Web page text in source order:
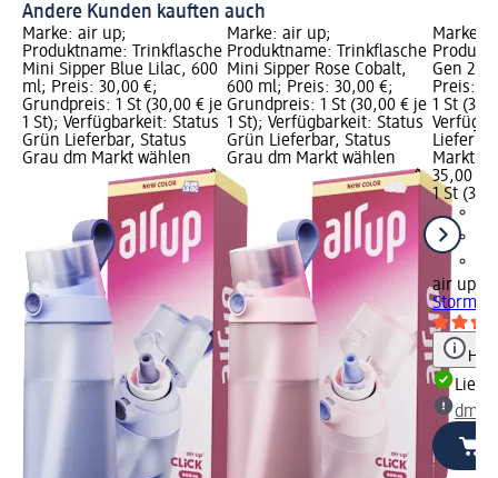
Andere Kunden kauften auch
Marke: air up;
Produktname: Trinkflasche
Mini Sipper Blue Lilac, 600
ml; Preis: 30,00 €;
Grundpreis: 1 St (30,00 € je
1 St); Verfügbarkeit: Status
Grün Lieferbar, Status
Grau dm Markt wählen
Marke: air up;
Produktname: Trinkflasche
Mini Sipper Rose Cobalt,
600 ml; Preis: 30,00 €;
Grundpreis: 1 St (30,00 € je
1 St); Verfügbarkeit: Status
Grün Lieferbar, Status
Grau dm Markt wählen
Marke:
Gen 2
Preis:
1 St
Markt
35,00 €
1 St
air up
Stormy
dm